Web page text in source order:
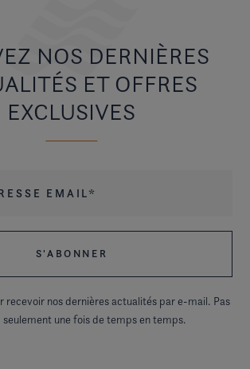
NOS DERNIÈRES
ET OFFRES
EXCLUSIVES
recevoir nos dernières actualités par e-mail. Pas
une fois de temps en temps.